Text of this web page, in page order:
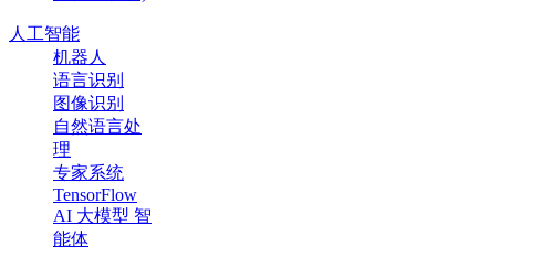
人工智能
机器人
语言识别
图像识别
自然语言处
理
专家系统
TensorFlow
AI 大模型 智
能体